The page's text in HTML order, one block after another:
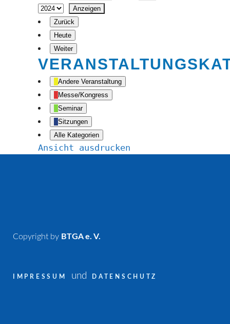
Zurück
Heute
Weiter
Andere Veranstaltung
Messe/Kongress
Seminar
Sitzungen
Alle Kategorien
Ansicht ausdrucken
Copyright by BTGA e. V.
IMPRESSUM und DATENSCHUTZ